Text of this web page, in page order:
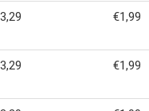
€1,99
€1,99